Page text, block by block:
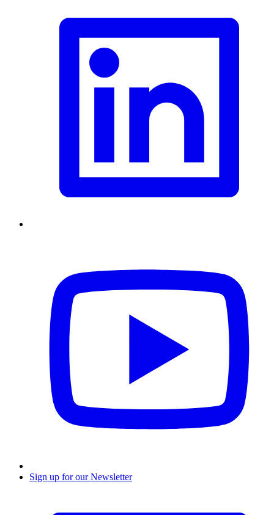
Sign up for our Newsletter